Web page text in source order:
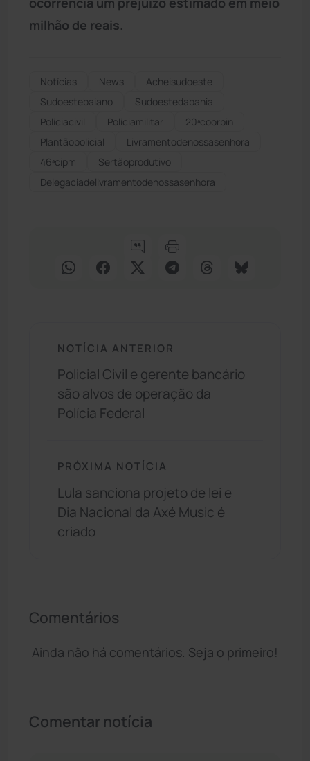
milhão de reais.
Notícias News
Acheisudoeste
Sudoestebaiano
Sudoestedabahia
Políciacivil
Políciamilitar
20ªcoorpin
Plantãopolicial
Livramentodenossasenhora
46ªcipm
Sertãoprodutivo
Delegaciadelivramentodenossasenhora
NOTÍCIA ANTERIOR
Policial Civil e gerente bancário
são alvos de operação da
Polícia Federal
PRÓXIMA NOTÍCIA
Lula sanciona projeto de lei e
Dia Nacional da Axé Music é
criado
Comentários
Ainda não há comentários. Seja o primeiro!
Comentar notícia